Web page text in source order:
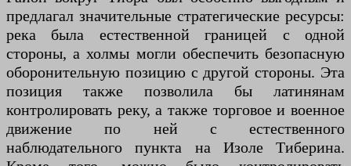
предлагал значительные стратегические ресурсы:
река была естественной границей с одной
стороны, а холмы могли обеспечить безопасную
оборонительную позицию с другой стороны. Эта
позиция также позволила бы латинянам
контролировать реку, а также торговое и военное
движение по ней с естественного
наблюдательного пункта на Изоле Тиберина.